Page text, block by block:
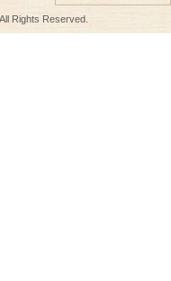
. All Rights Reserved.